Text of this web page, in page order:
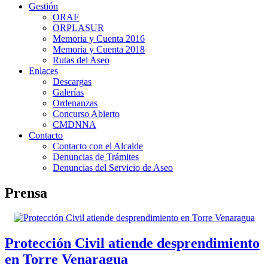
Gestión
ORAF
ORPLASUR
Memoria y Cuenta 2016
Memoria y Cuenta 2018
Rutas del Aseo
Enlaces
Descargas
Galerías
Ordenanzas
Concurso Abierto
CMDNNA
Contacto
Contacto con el Alcalde
Denuncias de Trámites
Denuncias del Servicio de Aseo
Prensa
Protección Civil atiende desprendimiento
en Torre Venaragua